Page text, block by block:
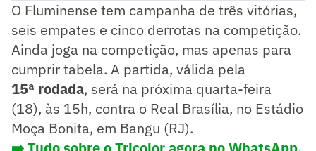
O Fluminense tem campanha de três vitórias,
seis empates e cinco derrotas na competição.
Ainda joga na competição, mas apenas para
cumprir tabela. A partida, válida pela
15ª rodada, será na próxima quarta-feira
(18), às 15h, contra o Real Brasília, no Estádio
Moça Bonita, em Bangu (RJ).